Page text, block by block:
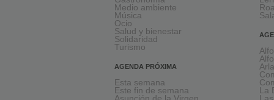
Medio ambiente
Música
Ocio
Salud y bienestar
Solidaridad
Turismo
AGENDA PRÓXIMA
Esta semana
Este fin de semana
La